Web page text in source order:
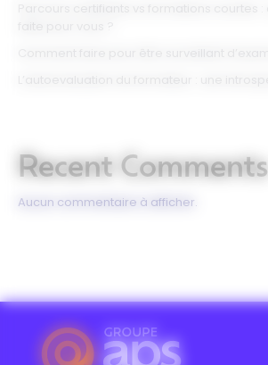
Recent Comments
Aucun commentaire à afficher.